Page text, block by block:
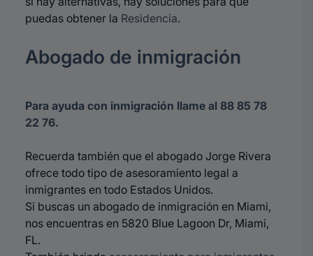
puedas obtener la Residencia.
Abogado de inmigración
Para ayuda con inmigración llame al 88 85 78
22 76.
Recuerda también que el abogado Jorge Rivera
ofrece todo tipo de asesoramiento legal a
inmigrantes en todo Estados Unidos.
Si buscas un abogado de inmigración en Miami,
nos encuentras en 5820 Blue Lagoon Dr, Miami,
FL.